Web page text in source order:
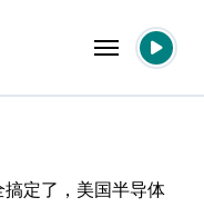
定了，美国半导体